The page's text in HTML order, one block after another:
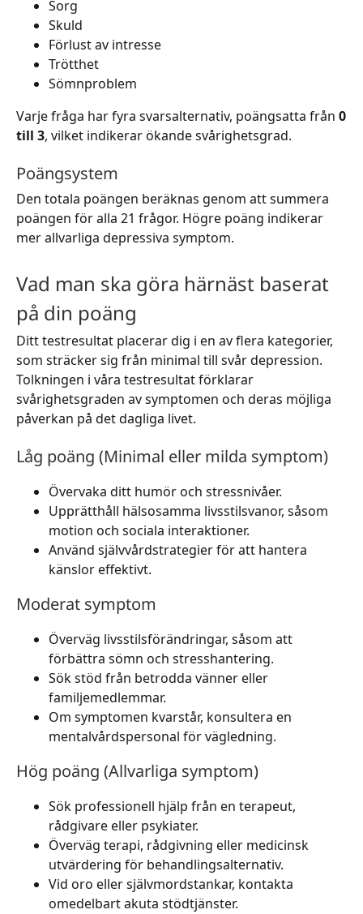
Sorg
Skuld
Förlust av intresse
Trötthet
Sömnproblem
Varje fråga har fyra svarsalternativ, poängsatta från 0
till 3, vilket indikerar ökande svårighetsgrad.
Poängsystem
Den totala poängen beräknas genom att summera
poängen för alla 21 frågor. Högre poäng indikerar
mer allvarliga depressiva symptom.
Vad man ska göra härnäst baserat
på din poäng
Ditt testresultat placerar dig i en av flera kategorier,
som sträcker sig från minimal till svår depression.
Tolkningen i våra testresultat förklarar
svårighetsgraden av symptomen och deras möjliga
påverkan på det dagliga livet.
Låg poäng (Minimal eller milda symptom)
Övervaka ditt humör och stressnivåer.
Upprätthåll hälsosamma livsstilsvanor, såsom
motion och sociala interaktioner.
Använd självvårdstrategier för att hantera
känslor effektivt.
Moderat symptom
Överväg livsstilsförändringar, såsom att
förbättra sömn och stresshantering.
Sök stöd från betrodda vänner eller
familjemedlemmar.
Om symptomen kvarstår, konsultera en
mentalvårdspersonal för vägledning.
Hög poäng (Allvarliga symptom)
Sök professionell hjälp från en terapeut,
rådgivare eller psykiater.
Överväg terapi, rådgivning eller medicinsk
utvärdering för behandlingsalternativ.
Vid oro eller självmordstankar, kontakta
omedelbart akuta stödtjänster.